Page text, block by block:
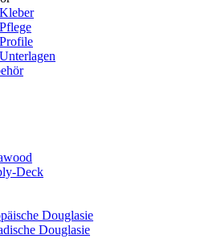
Deck
Douglasie
Douglasie